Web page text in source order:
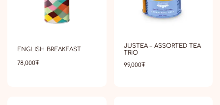
ENGLISH BREAKFAST
78,000₮
JUSTEA – ASSORTED TEA
TRIO
99,000₮